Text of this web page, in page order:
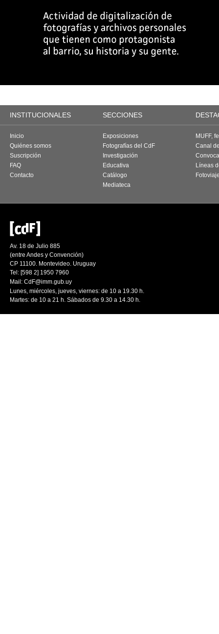
INSTITUCIONALES SECCIONES
Inicio
Quiénes somos
Suscripción
FAQ
Contacto
Exposiciones
Fotografías del CdF
Investigación
Educativa
Catálogo
Mediateca
MUFF,
Canal
Líneas
Av. 18 de Julio 885
(entre Andes y Convención)
CP 11100. Montevideo. Uruguay
Tel: [598 2] 1950 7960
Mail: CdF@imm.gub.uy
Lunes, miércoles, jueves, viernes: de 10 a 19.30 h.
Martes: de 10 a 21 h. Sábados de 9.30 a 14.30 h.